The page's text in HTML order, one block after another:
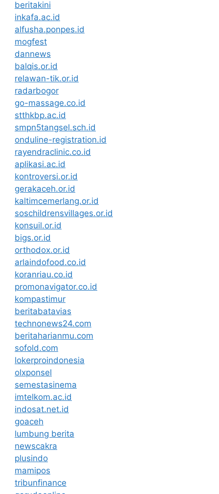
beritakini
inkafa.ac.id
alfusha.ponpes.id
mogfest
dannews
balqis.or.id
relawan-tik.or.id
radarbogor
go-massage.co.id
stthkbp.ac.id
smpn5tangsel.sch.id
onduline-registration.id
rayendraclinic.co.id
aplikasi.ac.id
kontroversi.or.id
gerakaceh.or.id
kaltimcemerlang.or.id
soschildrensvillages.or.id
konsuil.or.id
bigs.or.id
orthodox.or.id
arlaindofood.co.id
koranriau.co.id
promonavigator.co.id
kompastimur
beritabatavias
technonews24.com
beritaharianmu.com
sofold.com
lokerproindonesia
olxponsel
semestasinema
imtelkom.ac.id
indosat.net.id
goaceh
lumbung berita
newscakra
plusindo
mamipos
tribunfinance